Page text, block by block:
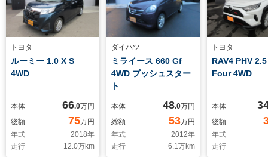
トヨタ
ルーミー 1.0 X S
4WD
本体 66.0万円
総額
75万円
年式
2018年
走行
12.0万km
ダイハツ
ミライース 660 Gf
4WD プッシュスター
ト
本体 48.0万円
総額
53万円
年式
2012年
走行
6.1万km
トヨタ
RAV4 PHV
Four 4WD
本体
総額
年式
走行